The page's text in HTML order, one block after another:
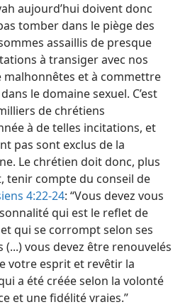
aujourd’hui doivent donc
tomber dans le piège des
assaillis de presque
à transiger avec nos
malhonnêtes et à commettre
le domaine sexuel. C’est
de chrétiens
à de telles incitations, et
pas sont exclus de la
Le chrétien doit donc, plus
tenir compte du conseil de
4:22-24: “Vous devez vous
qui est le reflet de
qui se corrompt selon ses
vous devez être renouvelés
votre esprit et revêtir la
a été créée selon la volonté
et une fidélité vraies.”